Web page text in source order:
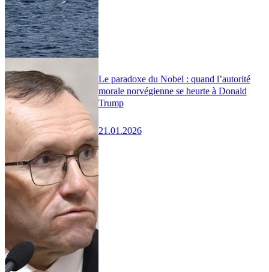
Le paradoxe du Nobel : quand l’autorité
morale norvégienne se heurte à Donald
Trump
21.01.2026